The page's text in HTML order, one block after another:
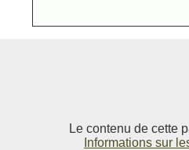
Le contenu de cette
Informations sur